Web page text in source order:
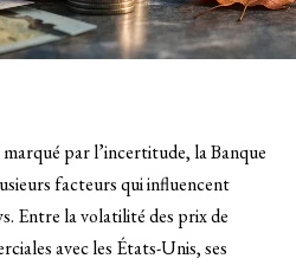
par l’incertitude, la Banque
facteurs qui influencent
Entre la volatilité des prix de
avec les États-Unis, ses